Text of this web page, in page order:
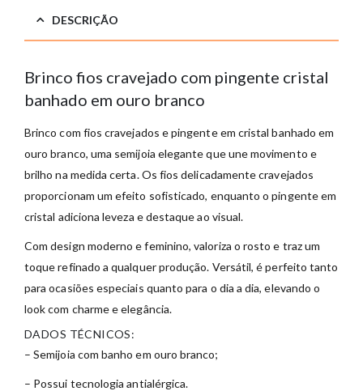
DESCRIÇÃO
Brinco fios cravejado com pingente cristal
banhado em ouro branco
Brinco com fios cravejados e pingente em cristal banhado em
ouro branco, uma semijoia elegante que une movimento e
brilho na medida certa. Os fios delicadamente cravejados
proporcionam um efeito sofisticado, enquanto o pingente em
cristal adiciona leveza e destaque ao visual.
Com design moderno e feminino, valoriza o rosto e traz um
toque refinado a qualquer produção. Versátil, é perfeito tanto
para ocasiões especiais quanto para o dia a dia, elevando o
look com charme e elegância.
DADOS TÉCNICOS:
– Semijoia com banho em ouro branco;
– Possui tecnologia antialérgica.